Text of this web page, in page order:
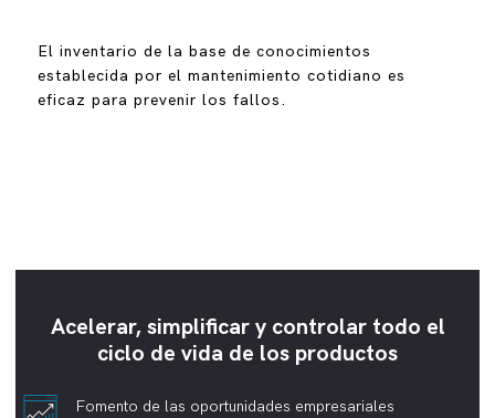
El inventario de la base de conocimientos
establecida por el mantenimiento cotidiano es
eficaz para prevenir los fallos.
Acelerar, simplificar y controlar todo el
ciclo de vida de los productos
Fomento de las oportunidades empresariales